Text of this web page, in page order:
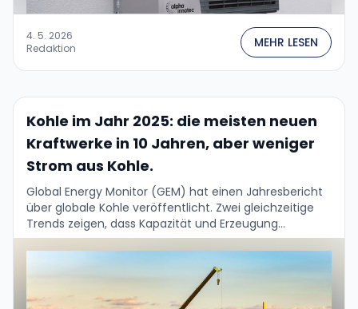
4. 5. 2026
Redaktion
MEHR LESEN
Kohle im Jahr 2025: die meisten neuen
Kraftwerke in 10 Jahren, aber weniger
Strom aus Kohle.
Global Energy Monitor (GEM) hat einen Jahresbericht
über globale Kohle veröffentlicht. Zwei gleichzeitige
Trends zeigen, dass Kapazität und Erzeugung
auseinandergehen: weltweit entstanden in 10 Jahren
die meisten neuen Kohlekraftwerke (97 …